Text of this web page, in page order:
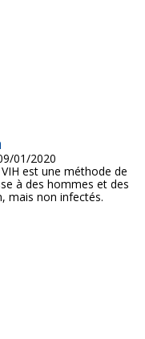
01/2020
est une méthode de
à des hommes et des
mais non infectés.